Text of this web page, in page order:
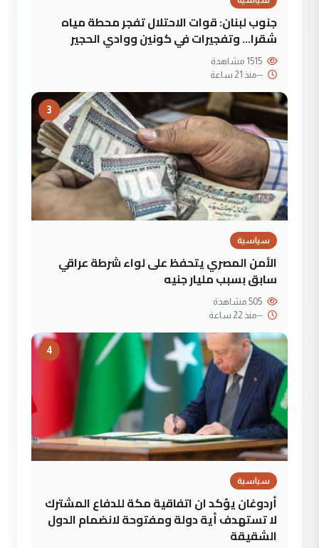
جنوب لبنان: قوات الاحتلال تفجر محطة مياه
شقرا… وتفجيرات في كونين ووادي الحجير
--منذ 21 ساعة
3
سياسية
الأمن المصري يتحفظ على لواء شرطة عراقي
سابق بسبب مليار جنيه
--منذ 22 ساعة
4
سياسية
أردوغان يؤكد ان اتفاقية مكة للدفاع المشترك
لا تستهدف أية دولة ومفتوحة لانضمام الدول
الشقيقة